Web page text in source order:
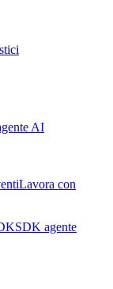
AI
Lavora con
SDK agente